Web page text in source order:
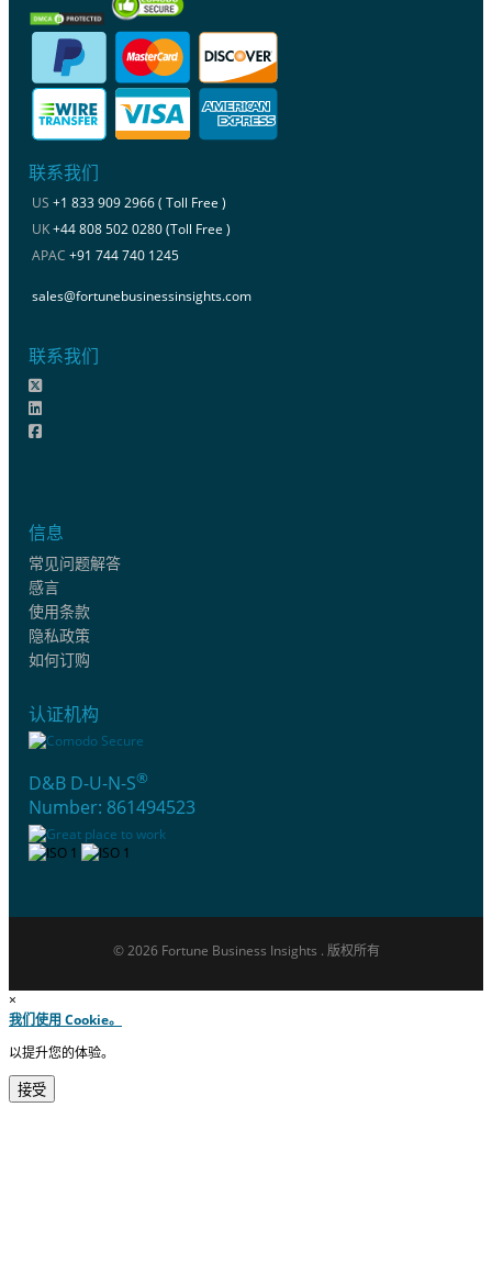
联系我们
US +1 833 909 2966 ( Toll Free )
UK+44 808 502 0280 (Toll Free )
APAC +91 744 740 1245
sales@fortunebusinessinsights.com
联系我们
信息
常见问题解答
感言
使用条款
隐私政策
如何订购
认证机构
D&B D-U-N-S®
Number: 861494523
© 2026 Fortune Business Insights . 版权所有
×
我们使用 Cookie。
以提升您的体验。
接受